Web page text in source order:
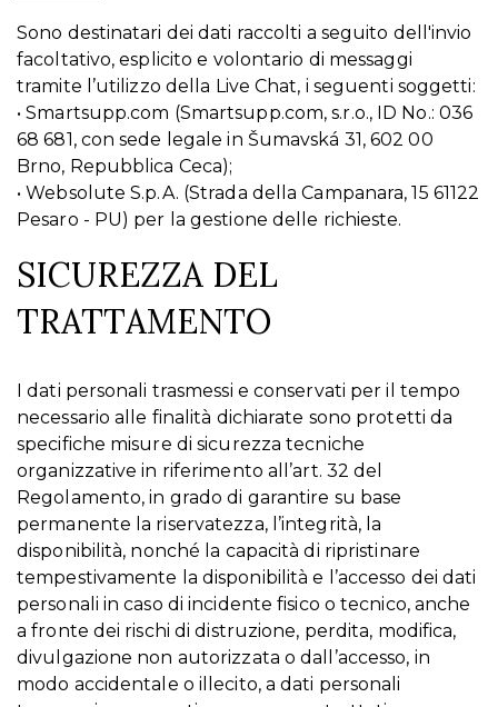
Sono destinatari dei dati raccolti a seguito dell'invio
facoltativo, esplicito e volontario di messaggi
tramite l’utilizzo della Live Chat, i seguenti soggetti:
• Smartsupp.com (Smartsupp.com, s.r.o., ID No.: 036
68 681, con sede legale in Šumavská 31, 602 00
Brno, Repubblica Ceca);
• Websolute S.p.A. (Strada della Campanara, 15 61122
Pesaro - PU) per la gestione delle richieste.
SICUREZZA DEL
TRATTAMENTO
I dati personali trasmessi e conservati per il tempo
necessario alle finalità dichiarate sono protetti da
specifiche misure di sicurezza tecniche
organizzative in riferimento all’art. 32 del
Regolamento, in grado di garantire su base
permanente la riservatezza, l’integrità, la
disponibilità, nonché la capacità di ripristinare
tempestivamente la disponibilità e l’accesso dei dati
personali in caso di incidente fisico o tecnico, anche
a fronte dei rischi di distruzione, perdita, modifica,
divulgazione non autorizzata o dall’accesso, in
modo accidentale o illecito, a dati personali